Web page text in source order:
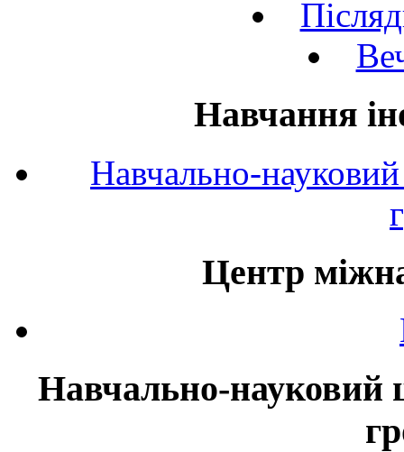
Навчання
Навчально-
Центр
Навчально-науковий